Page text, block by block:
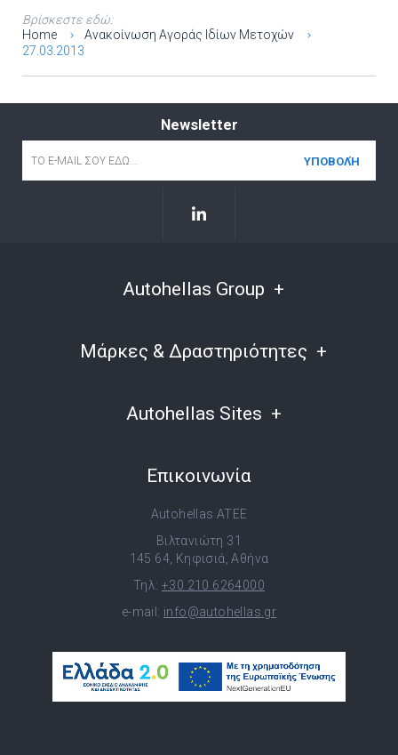
Βρίσκεστε εδώ:
Home
Ανακοίνωση Αγοράς Ιδίων Μετοχών
27.03.2013
Newsletter
Autohellas Group
Μάρκες & Δραστηριότητες
Autohellas Sites
Επικοινωνία
Autohellas ATEE
Βιλτανιώτη 31
145 64, Κηφισιά, Αθήνα
Τηλ: +30 210 6264000
e-mail: info@autohellas.gr